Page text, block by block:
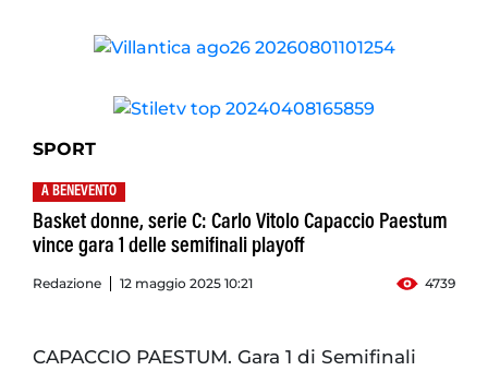
SPORT
A BENEVENTO
Basket donne, serie C: Carlo Vitolo Capaccio Paestum
vince gara 1 delle semifinali playoff
Redazione 12 maggio 2025 10:21 4739
CAPACCIO PAESTUM. Gara 1 di Semifinali